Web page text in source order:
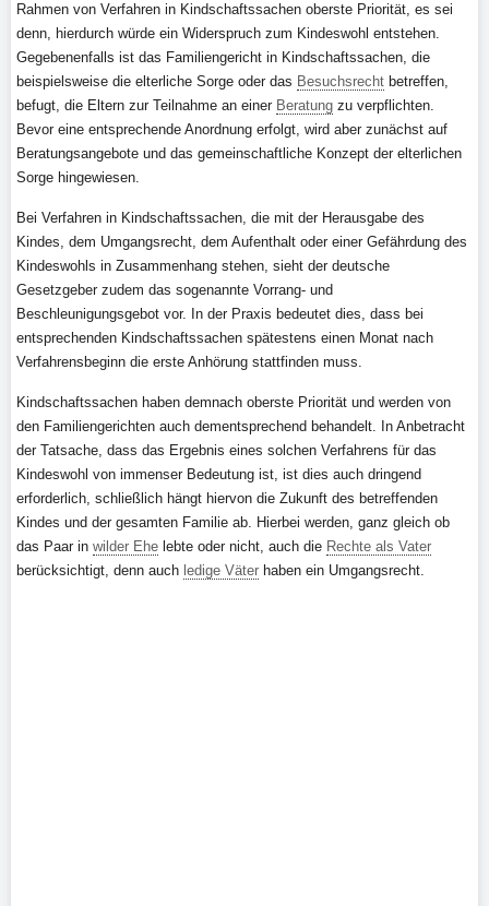
Rahmen von Verfahren in Kindschaftssachen oberste Priorität, es sei
denn, hierdurch würde ein Widerspruch zum Kindeswohl entstehen.
Gegebenenfalls ist das Familiengericht in Kindschaftssachen, die
beispielsweise die elterliche Sorge oder das Besuchsrecht betreffen,
befugt, die Eltern zur Teilnahme an einer Beratung zu verpflichten.
Bevor eine entsprechende Anordnung erfolgt, wird aber zunächst auf
Beratungsangebote und das gemeinschaftliche Konzept der elterlichen
Sorge hingewiesen.
Bei Verfahren in Kindschaftssachen, die mit der Herausgabe des
Kindes, dem Umgangsrecht, dem Aufenthalt oder einer Gefährdung des
Kindeswohls in Zusammenhang stehen, sieht der deutsche
Gesetzgeber zudem das sogenannte Vorrang- und
Beschleunigungsgebot vor. In der Praxis bedeutet dies, dass bei
entsprechenden Kindschaftssachen spätestens einen Monat nach
Verfahrensbeginn die erste Anhörung stattfinden muss.
Kindschaftssachen haben demnach oberste Priorität und werden von
den Familiengerichten auch dementsprechend behandelt. In Anbetracht
der Tatsache, dass das Ergebnis eines solchen Verfahrens für das
Kindeswohl von immenser Bedeutung ist, ist dies auch dringend
erforderlich, schließlich hängt hiervon die Zukunft des betreffenden
Kindes und der gesamten Familie ab. Hierbei werden, ganz gleich ob
das Paar in wilder Ehe lebte oder nicht, auch die Rechte als Vater
berücksichtigt, denn auch ledige Väter haben ein Umgangsrecht.